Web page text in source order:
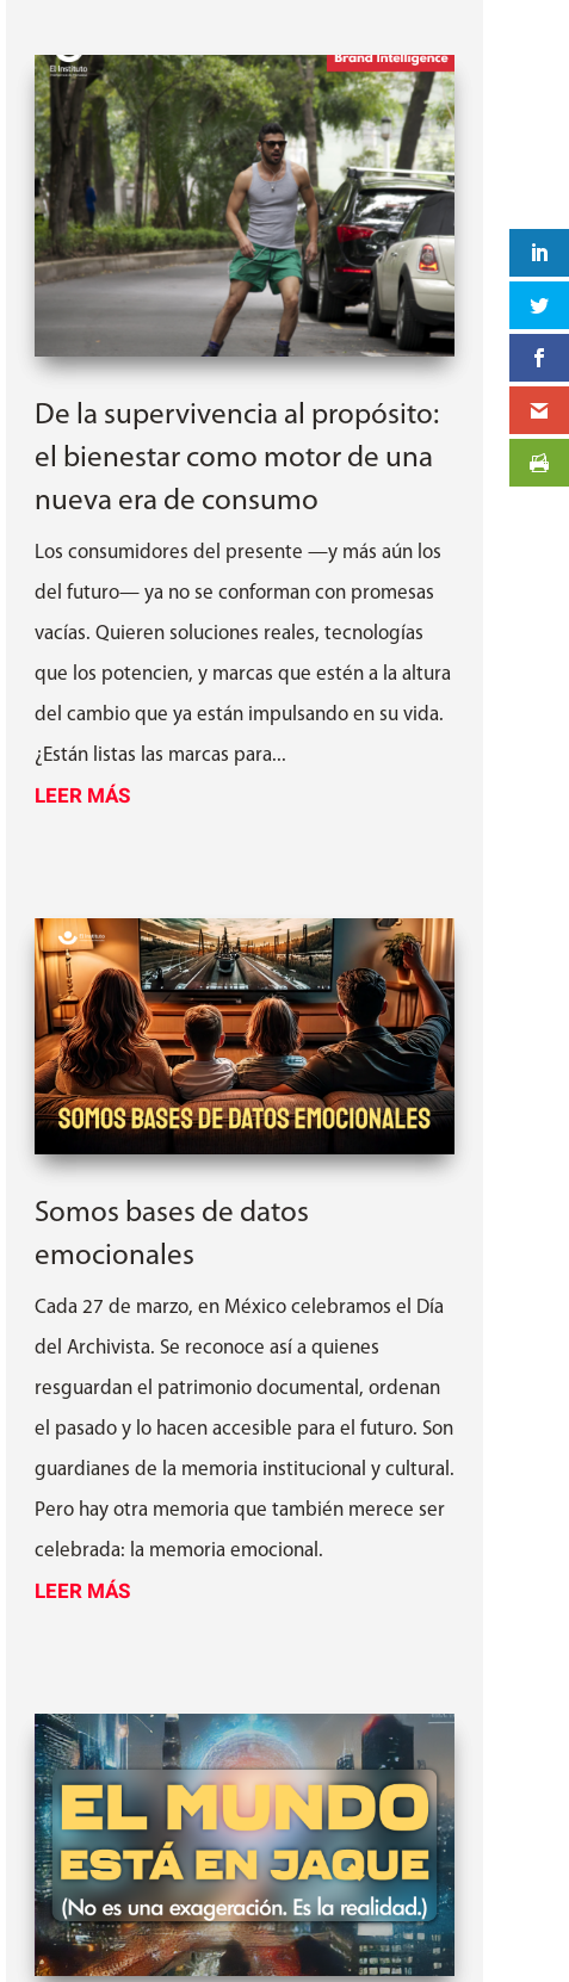
De la supervivencia al propósito:
el bienestar como motor de una
nueva era de consumo
Los consumidores del presente —y más aún los
del futuro— ya no se conforman con promesas
vacías. Quieren soluciones reales, tecnologías
que los potencien, y marcas que estén a la altura
del cambio que ya están impulsando en su vida.
¿Están listas las marcas para...
LEER MÁS
Somos bases de datos
emocionales
Cada 27 de marzo, en México celebramos el Día
del Archivista. Se reconoce así a quienes
resguardan el patrimonio documental, ordenan
el pasado y lo hacen accesible para el futuro. Son
guardianes de la memoria institucional y cultural.
Pero hay otra memoria que también merece ser
celebrada: la memoria emocional.
LEER MÁS